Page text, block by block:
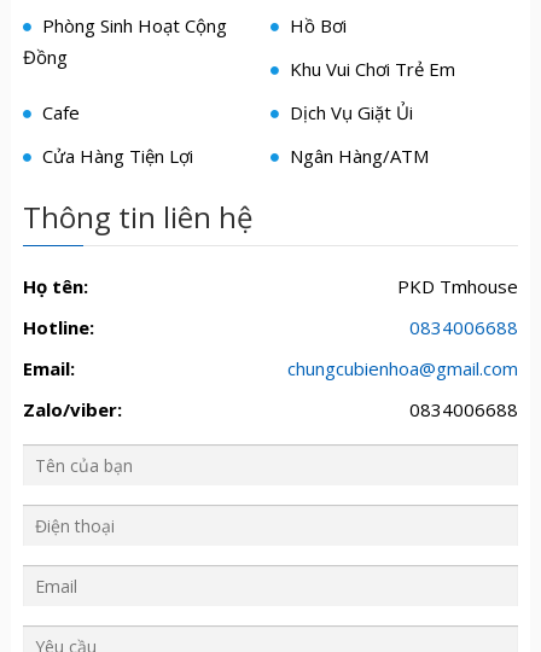
Phòng Sinh Hoạt Cộng
Đồng
Hồ Bơi
Khu Vui Chơi Trẻ Em
Cafe
Dịch Vụ Giặt Ủi
Cửa Hàng Tiện Lợi
Ngân Hàng/ATM
Thông tin liên hệ
Họ tên:
PKD Tmhouse
Hotline:
0834006688
Email:
chungcubienhoa@gmail.com
Zalo/viber:
0834006688